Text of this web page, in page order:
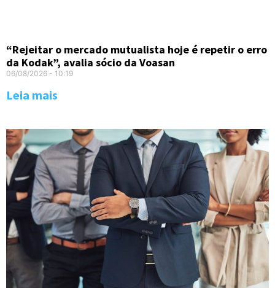
“Rejeitar o mercado mutualista hoje é repetir o erro
da Kodak”, avalia sócio da Voasan
06/08/2026 10:19
Leia mais